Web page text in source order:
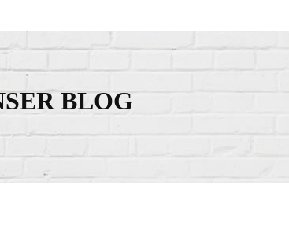
BLOG